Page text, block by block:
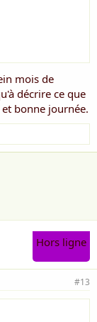
mois de
décrire ce que
bonne journée.
Hors ligne
#13